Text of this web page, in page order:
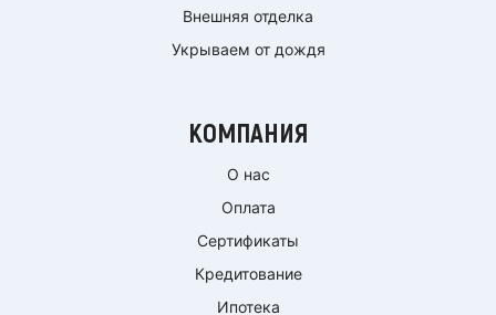
Внешняя отделка
Укрываем от дождя
КОМПАНИЯ
О нас
Оплата
Сертификаты
Кредитование
Ипотека